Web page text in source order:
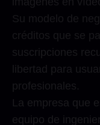
suscripciones
libertad para
profesionales.
La empresa que
equipo de